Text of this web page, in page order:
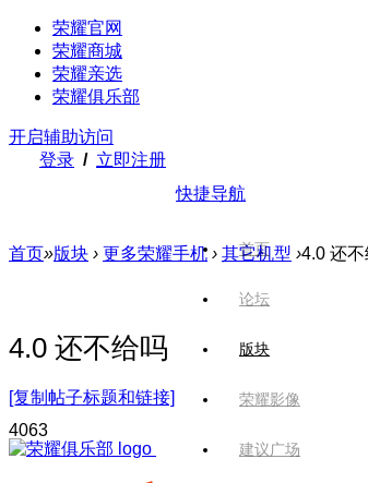
荣耀官网
荣耀商城
荣耀亲选
荣耀俱乐部
开启辅助访问
登录 / 立即注册
快捷导航
首页
论坛
版块
荣耀影像
建议广场
首页»版块 › 更多荣耀手机 › 其它机型 ›4.0 还
4.0 还不给吗
[复制帖子标题和链接]
4063